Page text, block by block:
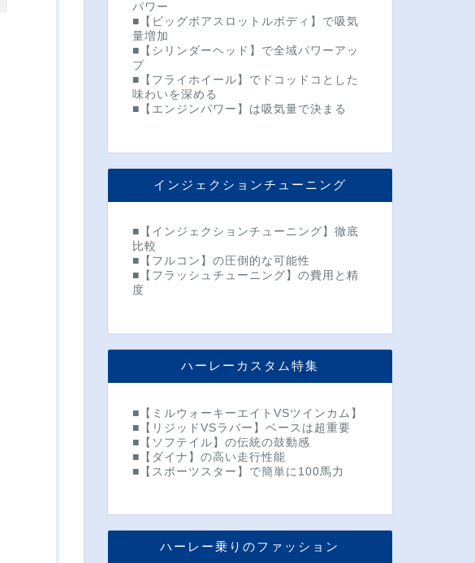
パワー
■【ビッグボアスロットルボディ】で吸気
量増加
■【シリンダーヘッド】で全域パワーアッ
プ
■【フライホイール】でドコッドコとした
味わいを深める
■【エンジンパワー】は吸気量で決まる
インジェクションチューニング
■【インジェクションチューニング】徹底
比較
■【フルコン】の圧倒的な可能性
■【フラッシュチューニング】の費用と精
度
ハーレーカスタム特集
■【ミルウォーキーエイトVSツインカム】
■【リジッドVSラバー】ベースは超重要
■【ソフテイル】の伝統の鼓動感
■【ダイナ】の高い走行性能
■【スポーツスター】で簡単に100馬力
ハーレー乗りのファッション